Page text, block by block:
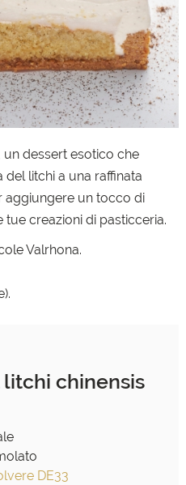
un dessert esotico che
litchi a una raffinata
aggiungere un tocco di
tue creazioni di pasticceria.
Valrhona.
chinensis
DE33